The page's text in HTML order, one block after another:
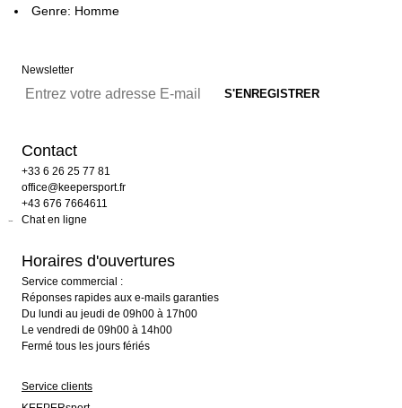
Genre: Homme
Newsletter
Contact
+33 6 26 25 77 81
office@keepersport.fr
+43 676 7664611
Chat en ligne
Horaires d'ouvertures
Service commercial :
Réponses rapides aux e-mails garanties
Du lundi au jeudi de 09h00 à 17h00
Le vendredi de 09h00 à 14h00
Fermé tous les jours fériés
Service clients